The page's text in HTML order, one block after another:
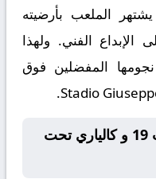
الملعب بأرضيته
الإبداع الفني. ولهذا
المفضلين فوق
تحليل فني لفريق نابولي تحت 19 و كالياري تحت